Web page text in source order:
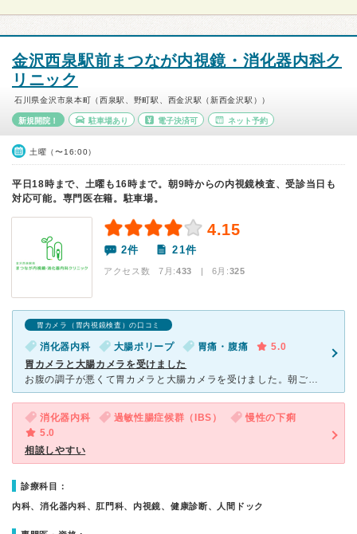
金沢西泉駅前まつなが内視鏡・消化器内科ク
リニック
石川県金沢市泉本町（西泉駅、野町駅、西金沢駅（新西金沢駅））
新規開院！ 駐車場あり 電子決済可 ネット予約
土曜（〜16:00）
平日18時まで、土曜も16時まで。朝9時からの内視鏡検査、受診当日も
対応可能。専門医在籍。駐車場。
4.15
2件 21件
アクセス数 7月:433 | 6月:325
胃カメラ（胃内視鏡検査）の口コミ
消化器内科 大腸ポリープ 胃痛・腹痛
5.0
胃カメラと大腸カメラを受けました
お腹の調子が悪くて胃カメラと大腸カメラを受けました。朝ごはんを食べずに行ったら、今日検査しますかとのこと。なかなか休みがとれないので、とても助かりました。下剤を飲んでトイレに何回か行ったら、早々に検査
消化器内科 過敏性腸症候群（IBS）
慢性の下痢
5.0
相談しやすい
診療科目：
内科、消化器内科、肛門科、内視鏡、健康診断、人間ドック